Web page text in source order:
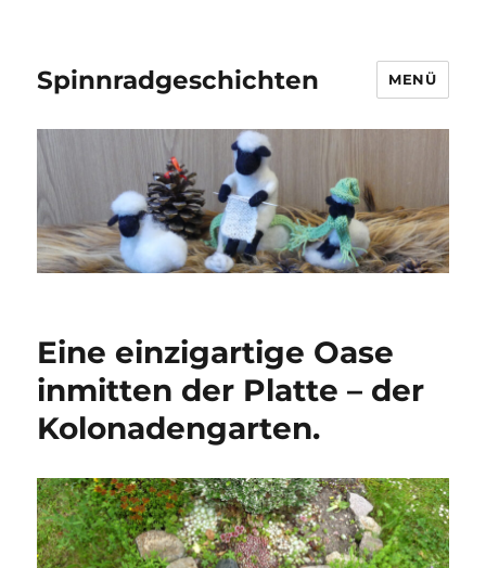
Spinnradgeschichten MENÜ
Eine einzigartige Oase
inmitten der Platte – der
Kolonadengarten.